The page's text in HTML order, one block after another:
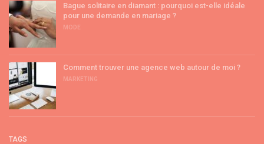
Bague solitaire en diamant : pourquoi est-elle idéale
pour une demande en mariage ?
MODE
Comment trouver une agence web autour de moi ?
MARKETING
TAGS